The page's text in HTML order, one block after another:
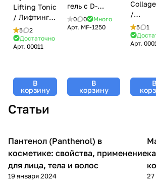
Lifting Tonic
/ Лифтинг-
тоник с
эластином
и
Mesoforia
(Мезофория)
- 200 мл
5
2
Достаточно
Арт. 00011
В
корзину
гель с D-
пантенолом,
гиалуроновой,
(Мезофория) -
250 мл
0 0
Много
Арт. MF-1250
В
корзину
/
гель с
- 200
5
1
Арт.
В
Статьи
Компоненты косметики
Пантенол (Panthenol) в
косметике: свойства, применение
для лица, тела и волос
19 января 2024 27